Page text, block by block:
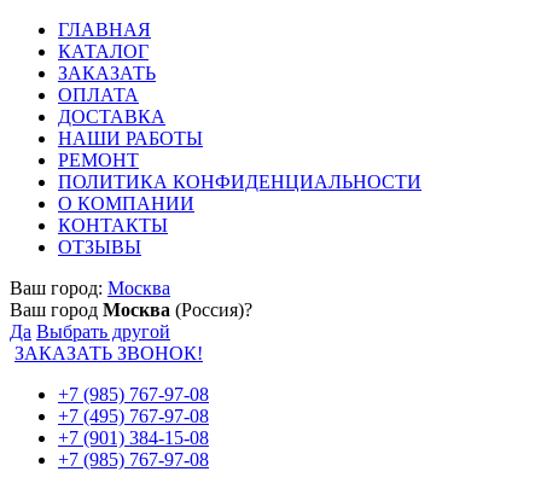
ГЛАВНАЯ
КАТАЛОГ
ЗАКАЗАТЬ
ОПЛАТА
ДОСТАВКА
НАШИ РАБОТЫ
РЕМОНТ
ПОЛИТИКА КОНФИДЕНЦИАЛЬНОСТИ
О КОМПАНИИ
КОНТАКТЫ
ОТЗЫВЫ
Ваш город: Москва
Ваш город Москва (Россия)?
Да Выбрать другой
ЗАКАЗАТЬ ЗВОНОК!
+7 (985) 767-97-08
+7 (495) 767-97-08
+7 (901) 384-15-08
+7 (985) 767-97-08